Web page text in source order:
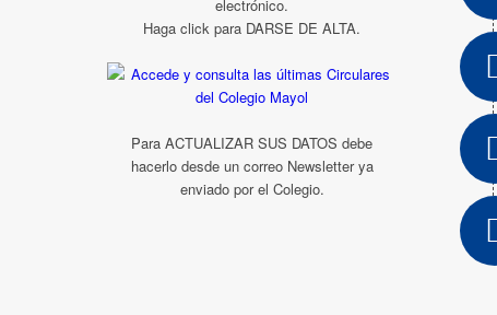
electrónico.
Haga click para DARSE DE ALTA.
Para ACTUALIZAR SUS DATOS debe
hacerlo desde un correo Newsletter ya
enviado por el Colegio.